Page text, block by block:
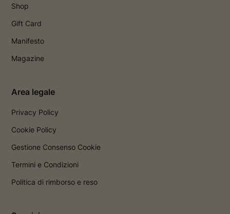
Shop
Gift Card
Manifesto
Magazine
Area legale
Privacy Policy
Cookie Policy
Gestione Consenso Cookie
Termini e Condizioni
Politica di rimborso e reso